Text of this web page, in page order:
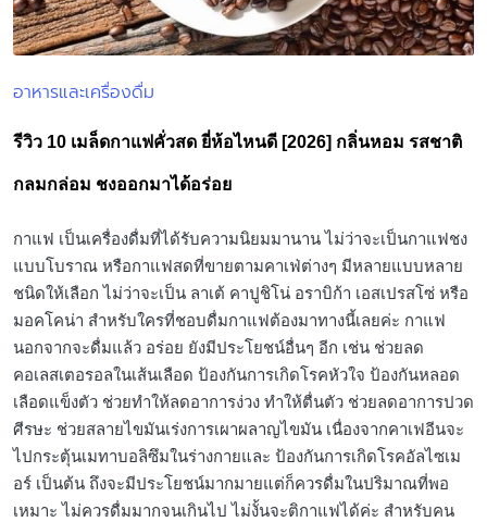
Posted
อาหารและเครื่องดื่ม
รีวิว 10 เมล็ดกาแฟคั่วสด ยี่ห้อไหนดี [2026] กลิ่นหอม รสชาติ
กลมกล่อม ชงออกมาได้อร่อย
กาแฟ เป็นเครื่องดื่มที่ได้รับความนิยมมานาน ไม่ว่าจะเป็นกาแฟชง
แบบโบราณ หรือกาแฟสดที่ขายตามคาเฟ่ต่างๆ มีหลายแบบหลาย
ชนิดให้เลือก ไม่ว่าจะเป็น ลาเต้ คาปูชิโน่ อราบิก้า เอสเปรสโซ่ หรือ
มอคโคน่า สำหรับใครที่ชอบดื่มกาแฟต้องมาทางนี้เลยค่ะ กาแฟ
นอกจากจะดื่มแล้ว อร่อย ยังมีประโยชน์อื่นๆ อีก เช่น ช่วยลด
คอเลสเตอรอลในเส้นเลือด ป้องกันการเกิดโรคหัวใจ ป้องกันหลอด
เลือดแข็งตัว ช่วยทำให้ลดอาการง่วง ทำให้ตื่นตัว ช่วยลดอาการปวด
ศีรษะ ช่วยสลายไขมันเร่งการเผาผลาญไขมัน เนื่องจากคาเฟอีนจะ
ไปกระตุ้นเมทาบอลิซึมในร่างกายและ ป้องกันการเกิดโรคอัลไซเม
อร์ เป็นต้น ถึงจะมีประโยชน์มากมายแต่ก็ควรดื่มในปริมาณที่พอ
เหมาะ ไม่ควรดื่มมากจนเกินไป ไม่งั้นจะติกาแฟได้ค่ะ สำหรับคน